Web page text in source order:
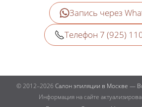
Запись через
Телефон 7 (925)
© 2012–2026 Салон эпиляции в Москве —
Информация на сайте